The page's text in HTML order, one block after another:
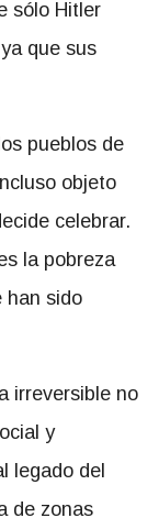
sólo Hitler
que sus
pueblos de
objeto
celebrar.
la pobreza
han sido
irreversible no
y
legado del
de zonas